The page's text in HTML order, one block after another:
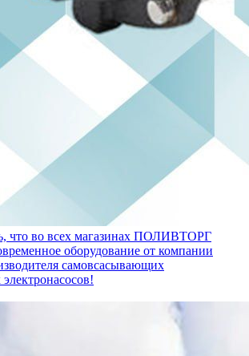
что во всех магазинах ПОЛИВТОРГ
оборудование от компании
самовсасывающих